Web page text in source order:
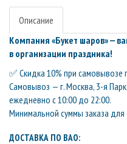
Описание
Компания «Букет шаров» —
в организации праздника!
✅ Скидка 10% при самовывозе
Самовывоз — г. Москва, 3-я
ежедневно с 10:00 до 22:00.
Минимальной суммы заказа
ДОСТАВКА ПО ВАО: